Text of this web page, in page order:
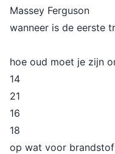
Massey Ferguson
wanneer is de eerste
hoe oud moet je zijn
14
21
16
18
op wat voor